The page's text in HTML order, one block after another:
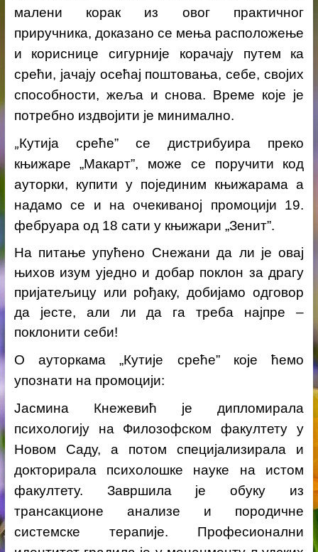
малени корак из овог практичног
приручника, доказано се мења расположење
и кориснице сигурније корачају путем ка
срећи, јачају осећај поштовања, себе, својих
способности, жеља и снова. Време које је
потребно издвојити је минимално.
„Кутија среће” се дистрибуира преко
књижаре „Макарт”, може се поручити код
ауторки, купити у појединим књижарама а
надамо се и на очекиваној промоцији 19.
фебруара од 18 сати у књижари „Зенит”.
На питање упућено Снежани да ли је овај
њихов изум уједно и добар поклон за драгу
пријатељицу или рођаку, добијамо одговор
да јесте, али ли да га треба најпре –
поклонити себи!
О ауторкама „Кутије среће” које ћемо
упознати на промоцији:
Јасмина Кнежевић је дипломирала
психологију на Филозофском факултету у
Новом Саду, а потом специјализирала и
докторирала психолошке науке на истом
факултету. Завршила је обуку из
трансакционе анализе и породичне
системске терапије. Професионални